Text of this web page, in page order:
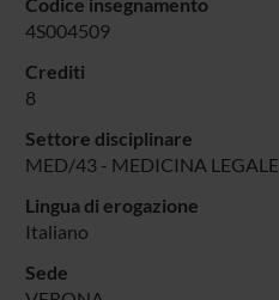
4S004509
Crediti
8
Settore disciplinare
MED/43 - MEDICINA LEGALE
Lingua di erogazione
Italiano
Sede